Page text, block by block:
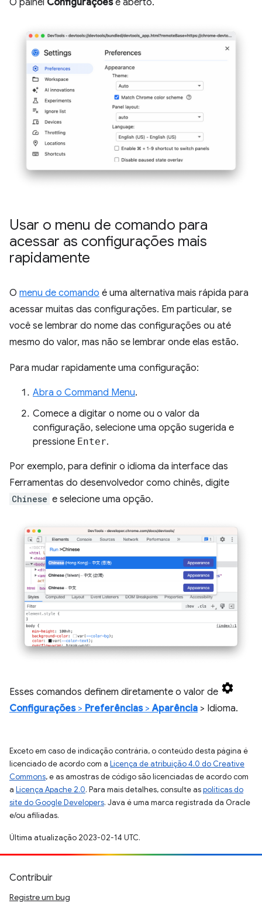
Usar o menu de comando para
acessar as configurações mais
rapidamente
O menu de comando é uma alternativa mais rápida para
acessar muitas das configurações. Em particular, se
você se lembrar do nome das configurações ou até
mesmo do valor, mas não se lembrar onde elas estão.
Para mudar rapidamente uma configuração:
Abra o Command Menu.
Comece a digitar o nome ou o valor da
configuração, selecione uma opção sugerida e
pressione Enter.
Por exemplo, para definir o idioma da interface das
Ferramentas do desenvolvedor como chinês, digite
Chinese e selecione uma opção.
Esses comandos definem diretamente o valor de
Configurações> Preferências>Aparência > Idioma.
Exceto em caso de indicação contrária, o conteúdo desta página é
licenciado de acordo com a Licença de atribuição 4.0 do Creative
Commons, e as amostras de código são licenciadas de acordo com
a Licença Apache 2.0. Para mais detalhes, consulte aspolíticas do
site do Google Developers. Java é uma marca registrada da Oracle
e/ou afiliadas.
Última atualização 2023-02-14 UTC.
Contribuir
Registre um bug